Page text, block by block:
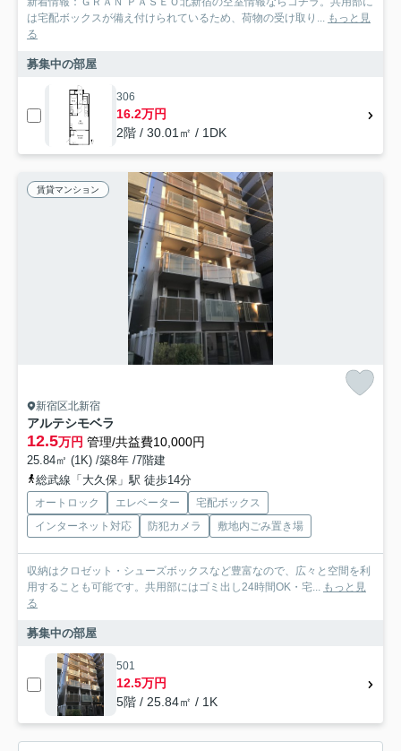
は宅配ボックスが備え付けられているため、荷物の受け取り... もっと見
る
募集中の部屋
306
16.2万円
2階 / 30.01㎡ / 1DK
賃貸マンション
新宿区北新宿
アルテシモベラ
12.5万円 管理/共益費10,000円
25.84㎡ (1K) /築8年 /7階建
総武線「大久保」駅 徒歩14分
オートロック エレベーター
宅配ボックス
インターネット対応
防犯カメラ 敷地内ごみ置き場
収納はクロゼット・シューズボックスなど豊富なので、広々と空間を利
用することも可能です。共用部にはゴミ出し24時間OK・宅... もっと見
る
募集中の部屋
501
12.5万円
5階 / 25.84㎡ / 1K